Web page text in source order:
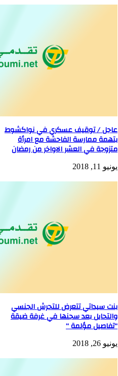
عاجل / توقيف عسكري في نواكشوط
بتهمة ممارسة الفاحشة مع امرأة
متزوجة في العشر الاواخر من رمضان
يونيو 11, 2018
بنت سيداتي تتعرض للتحرش الجنسي
والتحايل بعد سجنها في غرفة ضيقة
“تفاصيل مؤلمة “
يونيو 26, 2018